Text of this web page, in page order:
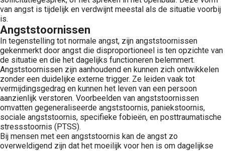
van angst is tijdelijk en verdwijnt meestal als de situatie voorbij
is.
Angststoornissen
In tegenstelling tot normale angst, zijn angststoornissen
gekenmerkt door angst die disproportioneel is ten opzichte van
de situatie en die het dagelijks functioneren belemmert.
Angststoornissen zijn aanhoudend en kunnen zich ontwikkelen
zonder een duidelijke externe trigger. Ze leiden vaak tot
vermijdingsgedrag en kunnen het leven van een persoon
aanzienlijk verstoren. Voorbeelden van angststoornissen
omvatten gegeneraliseerde angststoornis, paniekstoornis,
sociale angststoornis, specifieke fobieën, en posttraumatische
stressstoornis (PTSS).
Bij mensen met een angststoornis kan de angst zo
overweldigend zijn dat het moeilijk voor hen is om dagelijkse